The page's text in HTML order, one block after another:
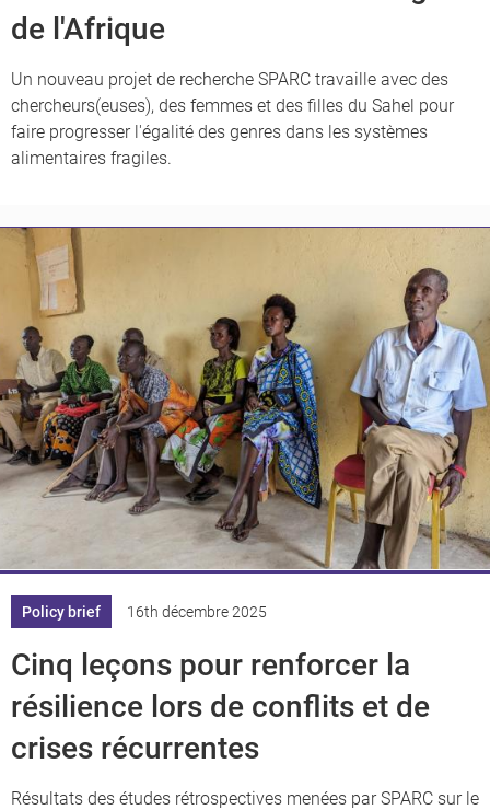
de l'Afrique
Un nouveau projet de recherche SPARC travaille avec des
chercheurs(euses), des femmes et des filles du Sahel pour
faire progresser l'égalité des genres dans les systèmes
alimentaires fragiles.
Policy brief 16th décembre 2025
Cinq leçons pour renforcer la
résilience lors de conflits et de
crises récurrentes
Résultats des études rétrospectives menées par SPARC sur le